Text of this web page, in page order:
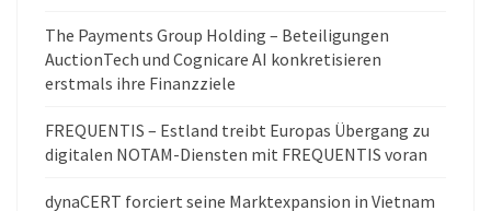
The Payments Group Holding – Beteiligungen
AuctionTech und Cognicare AI konkretisieren
erstmals ihre Finanzziele
FREQUENTIS – Estland treibt Europas Übergang zu
digitalen NOTAM-Diensten mit FREQUENTIS voran
dynaCERT forciert seine Marktexpansion in Vietnam